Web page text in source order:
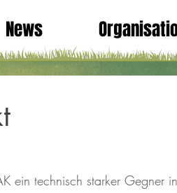
News
ein technisch starker Gegner in